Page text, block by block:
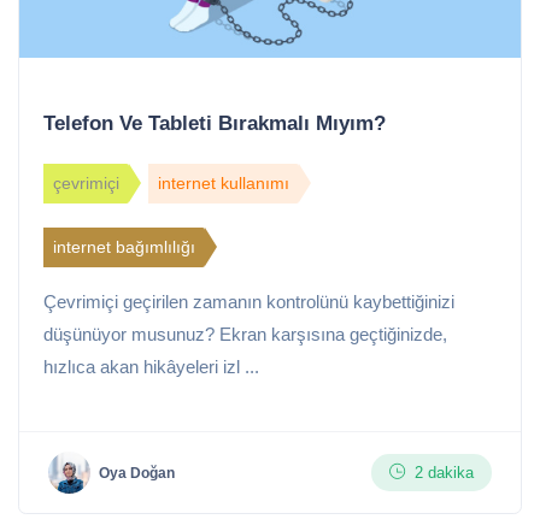
Telefon Ve Tableti Bırakmalı Mıyım?
çevrimiçi internet kullanımı
internet bağımlılığı
Çevrimiçi geçirilen zamanın kontrolünü kaybettiğinizi
düşünüyor musunuz? Ekran karşısına geçtiğinizde,
hızlıca akan hikâyeleri izl ...
Oya Doğan 2 dakika